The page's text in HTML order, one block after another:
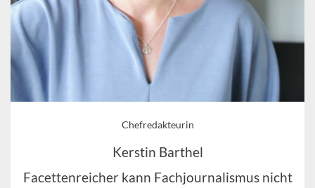
Chefredakteurin
Kerstin Barthel
Facettenreicher kann Fachjournalismus nicht